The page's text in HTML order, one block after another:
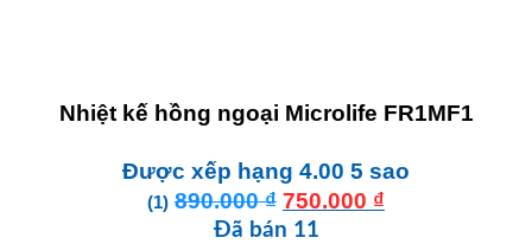
Nhiệt kế hồng ngoại Microlife FR1MF1
Được xếp hạng 4.00 5 sao
(1) 890.000₫ Giá
gốc
750.000 ₫
Đã bán 11